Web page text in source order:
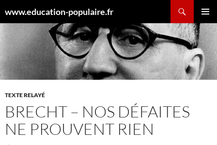
au
contenu
www.education-populaire.fr
MENU
TEXTE RELAYÉ
BRECHT – NOS DÉFAITES
NE PROUVENT RIEN